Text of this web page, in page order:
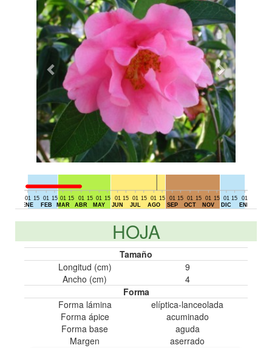
01
ENE
15
01
FEB
15 01
MAR
15
01
ABR
15 01
MAY
15
01
JUN
15
01
JUL
15
01
AGO
15
01
SEP
15
01
OCT
15
01
NOV
15 01
DIC
15
01
ENE
HOJA
Tamaño
Longitud (cm)
9
Ancho (cm)
4
Forma
Forma lámina
elí­ptica-lanceolada
Forma ápice
acuminado
Forma base
aguda
Margen
aserrado